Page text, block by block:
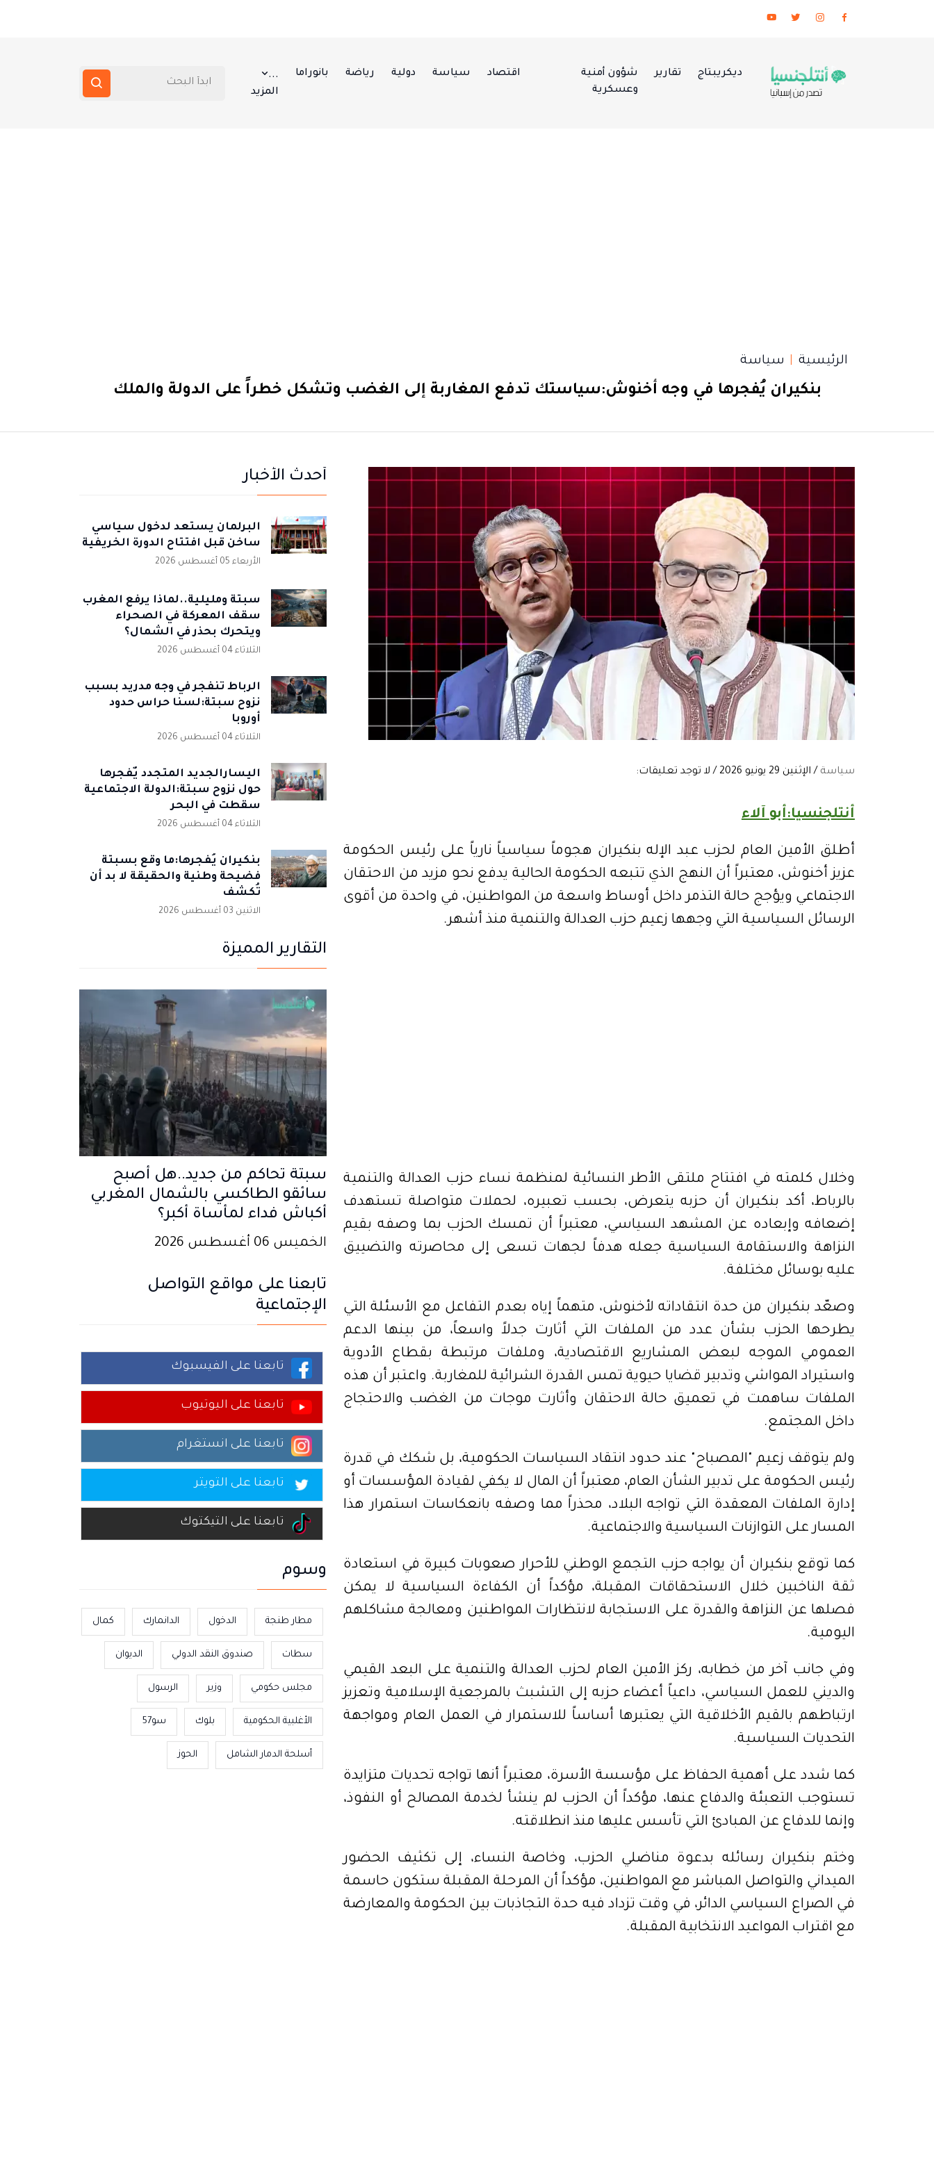
ديكريبتاج تقارير
شؤون أمنية
وعسكرية
اقتصاد سياسة دولية رياضة بانوراما
...
المزيد
الرئيسية سياسة
بنكيران يُفجرها في وجه أخنوش:سياستك تدفع المغاربة إلى الغضب وتشكل خطراً على الدولة والملك
سياسة / الإثنين 29 يونيو 2026 / لا توجد تعليقات:
أنتلجنسيا:أبو آلاء
أطلق الأمين العام لحزب عبد الإله بنكيران هجوماً سياسياً نارياً على رئيس الحكومة
عزيز أخنوش، معتبراً أن النهج الذي تتبعه الحكومة الحالية يدفع نحو مزيد من الاحتقان
الاجتماعي ويؤجج حالة التذمر داخل أوساط واسعة من المواطنين، في واحدة من أقوى
الرسائل السياسية التي وجهها زعيم حزب العدالة والتنمية منذ أشهر.
وخلال كلمته في افتتاح ملتقى الأطر النسائية لمنظمة نساء حزب العدالة والتنمية
بالرباط، أكد بنكيران أن حزبه يتعرض، بحسب تعبيره، لحملات متواصلة تستهدف
إضعافه وإبعاده عن المشهد السياسي، معتبراً أن تمسك الحزب بما وصفه بقيم
النزاهة والاستقامة السياسية جعله هدفاً لجهات تسعى إلى محاصرته والتضييق
عليه بوسائل مختلفة.
وصعّد بنكيران من حدة انتقاداته لأخنوش، متهماً إياه بعدم التفاعل مع الأسئلة التي
يطرحها الحزب بشأن عدد من الملفات التي أثارت جدلاً واسعاً، من بينها الدعم
العمومي الموجه لبعض المشاريع الاقتصادية، وملفات مرتبطة بقطاع الأدوية
واستيراد المواشي وتدبير قضايا حيوية تمس القدرة الشرائية للمغاربة. واعتبر أن هذه
الملفات ساهمت في تعميق حالة الاحتقان وأثارت موجات من الغضب والاحتجاج
داخل المجتمع.
ولم يتوقف زعيم "المصباح" عند حدود انتقاد السياسات الحكومية، بل شكك في قدرة
رئيس الحكومة على تدبير الشأن العام، معتبراً أن المال لا يكفي لقيادة المؤسسات أو
إدارة الملفات المعقدة التي تواجه البلاد، محذراً مما وصفه بانعكاسات استمرار هذا
المسار على التوازنات السياسية والاجتماعية.
كما توقع بنكيران أن يواجه حزب التجمع الوطني للأحرار صعوبات كبيرة في استعادة
ثقة الناخبين خلال الاستحقاقات المقبلة، مؤكداً أن الكفاءة السياسية لا يمكن
فصلها عن النزاهة والقدرة على الاستجابة لانتظارات المواطنين ومعالجة مشاكلهم
اليومية.
وفي جانب آخر من خطابه، ركز الأمين العام لحزب العدالة والتنمية على البعد القيمي
والديني للعمل السياسي، داعياً أعضاء حزبه إلى التشبث بالمرجعية الإسلامية وتعزيز
ارتباطهم بالقيم الأخلاقية التي يعتبرها أساساً للاستمرار في العمل العام ومواجهة
التحديات السياسية.
كما شدد على أهمية الحفاظ على مؤسسة الأسرة، معتبراً أنها تواجه تحديات متزايدة
تستوجب التعبئة والدفاع عنها، مؤكداً أن الحزب لم ينشأ لخدمة المصالح أو النفوذ،
وإنما للدفاع عن المبادئ التي تأسس عليها منذ انطلاقته.
وختم بنكيران رسائله بدعوة مناضلي الحزب، وخاصة النساء، إلى تكثيف الحضور
الميداني والتواصل المباشر مع المواطنين، مؤكداً أن المرحلة المقبلة ستكون حاسمة
في الصراع السياسي الدائر، في وقت تزداد فيه حدة التجاذبات بين الحكومة والمعارضة
مع اقتراب المواعيد الانتخابية المقبلة.
أحدث الأخبار
البرلمان يستعد لدخول سياسي
ساخن قبل افتتاح الدورة الخريفية
الأربعاء 05 أغسطس 2026
سبتة ومليلية..لماذا يرفع المغرب
سقف المعركة في الصحراء
ويتحرك بحذر في الشمال؟
الثلاثاء 04 أغسطس 2026
الرباط تنفجر في وجه مدريد بسبب
نزوح سبتة:لسنا حراس حدود
أوروبا
الثلاثاء 04 أغسطس 2026
اليسارالجديد المتجدد يٌفجرها
حول نزوح سبتة:الدولة الاجتماعية
سقطت في البحر
الثلاثاء 04 أغسطس 2026
بنكيران يُفجرها:ما وقع بسبتة
فضيحة وطنية والحقيقة لا بد أن
تُكشف
الاثنين 03 أغسطس 2026
التقارير المميزة
سبتة تحاكم من جديد..هل أصبح
سائقو الطاكسي بالشمال المغربي
أكباش فداء لمأساة أكبر؟
الخميس 06 أغسطس 2026
تابعنا على مواقع التواصل
الإجتماعية
تابعنا على الفيسبوك
تابعنا على اليوتيوب
تابعنا على انستغرام
تابعنا على التويتر
تابعنا على التيكتوك
وسوم
مطار طنجة الدخول الدانمارك كمال
سطات صندوق النقد الدولي الديوان
مجلس حكومي وزير الرسول
الأغلبية الحكومية بلوك سو57
أسلحة الدمار الشامل الحوز